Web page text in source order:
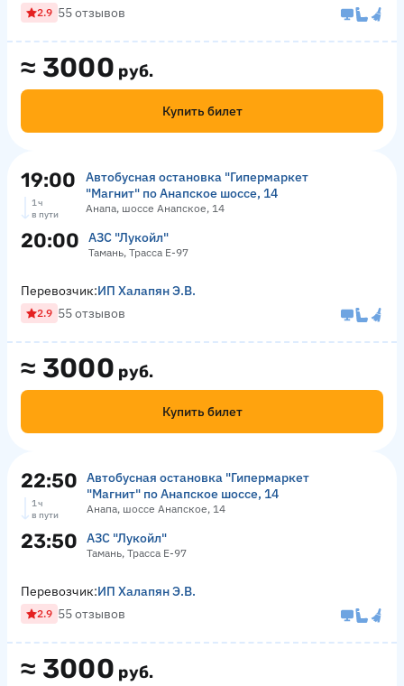
≈ 3000 руб.
Купить билет
2.9 55 отзывов
19:00
Автобусная остановка "Гипермаркет
"Магнит" по Анапское шоссе, 14
Анапа, шоссе Анапское, 14
1 ч
в пути
20:00 АЗС "Лукойл"
Тамань, Трасса Е-97
≈ 3000 руб.
Купить билет
Перевозчик:ИП Халапян Э.В.
2.9 55 отзывов
22:50
Автобусная остановка "Гипермаркет
"Магнит" по Анапское шоссе, 14
Анапа, шоссе Анапское, 14
1 ч
в пути
23:50 АЗС "Лукойл"
Тамань, Трасса Е-97
≈ 3000 руб.
Перевозчик:ИП Халапян Э.В.
2.9 55 отзывов